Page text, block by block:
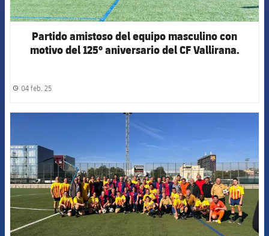
Partido amistoso del equipo masculino con
motivo del 125º aniversario del CF Vallirana.
label.share.clock
04 feb. 25